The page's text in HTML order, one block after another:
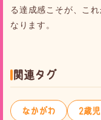
る達成感こそが、こ
なります。
関連タグ
なかがわ 2歳児